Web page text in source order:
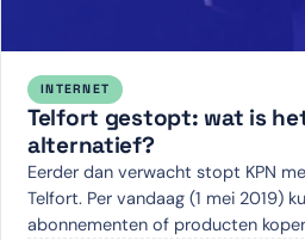
INTERNET
Telfort gestopt: wat is
alternatief?
Eerder dan verwacht stopt KPN
Telfort. Per vandaag (1 mei 2019)
abonnementen of producten